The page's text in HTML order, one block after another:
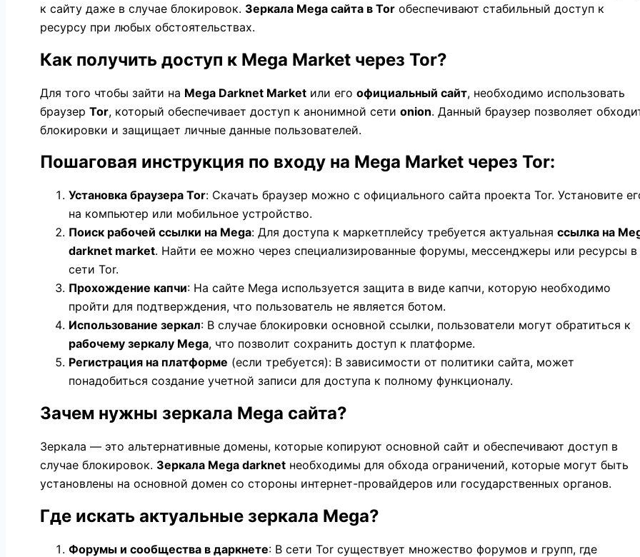
к сайту даже в случае блокировок. Зеркала Mega сайта в Tor обеспечивают стабильный доступ к
ресурсу при любых обстоятельствах.
Как получить доступ к Mega Market через Tor?
Для того чтобы зайти на Mega Darknet Market или его официальный сайт, необходимо использовать
браузер Tor, который обеспечивает доступ к анонимной сети onion. Данный браузер позволяет
блокировки и защищает личные данные пользователей.
Пошаговая инструкция по входу на Mega Market через Tor:
Установка браузера Tor: Скачать браузер можно с официального сайта проекта Tor. Установите
на компьютер или мобильное устройство.
Поиск рабочей ссылки на Mega: Для доступа к маркетплейсу требуется актуальная ссылка на
darknet market. Найти ее можно через специализированные форумы, мессенджеры или ресурсы в
сети Tor.
Прохождение капчи: На сайте Mega используется защита в виде капчи, которую необходимо
пройти для подтверждения, что пользователь не является ботом.
Использование зеркал: В случае блокировки основной ссылки, пользователи могут обратиться к
рабочему зеркалу Mega, что позволит сохранить доступ к платформе.
Регистрация на платформе (если требуется): В зависимости от политики сайта, может
понадобиться создание учетной записи для доступа к полному функционалу.
Зачем нужны зеркала Mega сайта?
Зеркала — это альтернативные домены, которые копируют основной сайт и обеспечивают доступ в
случае блокировок. Зеркала Mega darknet необходимы для обхода ограничений, которые могут быть
установлены на основной домен со стороны интернет-провайдеров или государственных органов.
Где искать актуальные зеркала Mega?
Форумы и сообщества в даркнете: В сети Tor существует множество форумов и групп, где